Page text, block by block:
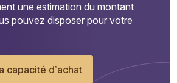
une estimation du montant
pouvez disposer pour votre
capacité d’achat